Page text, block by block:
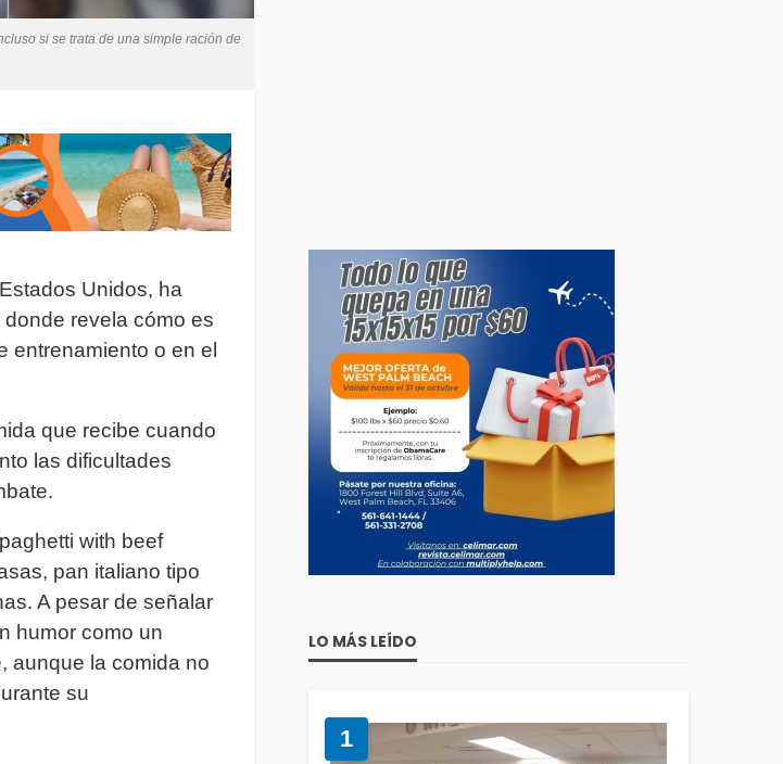
si se trata de una simple ración de
Unidos, ha
revela cómo es
entrenamiento o en el
que recibe cuando
las dificultades
with beef
pan italiano tipo
A pesar de señalar
humor como un
aunque la comida no
su
LO MÁS LEÍDO
1